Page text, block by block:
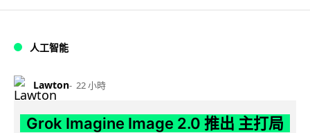
人工智能
Lawton 22 小時
Grok Imagine Image 2.0 推出 主打局